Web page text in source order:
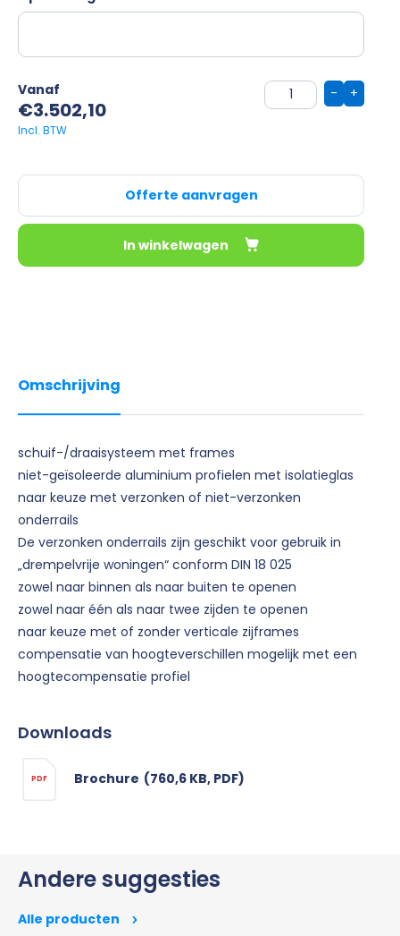
Vanaf
€3.502,10
+
-
Offerte aanvragen
In winkelwagen
Omschrijving
schuif-/draaisysteem met frames
niet-geïsoleerde aluminium profielen met isolatieglas
naar keuze met verzonken of niet-verzonken
onderrails
De verzonken onderrails zijn geschikt voor gebruik in
„drempelvrije woningen“ conform DIN 18 025
zowel naar binnen als naar buiten te openen
zowel naar één als naar twee zijden te openen
naar keuze met of zonder verticale zijframes
compensatie van hoogteverschillen mogelijk met een
hoogtecompensatie profiel
Downloads
PDF Brochure (760,6 KB, PDF)
Andere suggesties
Alle producten